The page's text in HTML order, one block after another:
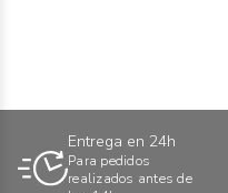
Entrega en 24h
Para pedidos
realizados antes de